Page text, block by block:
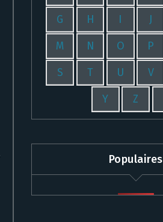
G H I J
M N O P
S T U V
Y Z
Populaires